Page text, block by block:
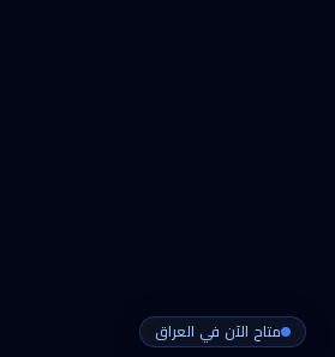
متاح الآن في العراق